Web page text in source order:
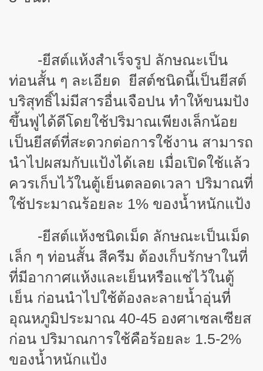
-ยีสต์แห้งสำเร็จรูป ลักษณะเป็น
ท่อนสั้น ๆ ละเอียด ยีสต์ชนิดนี้เป็นยีสต์
บริสุทธิ์ไม่มีสารอื่นเจือปน ทำให้ขนมปัง
ขึ้นฟูได้ดีโดยใช้ปริมาณเพียงเล็กน้อย
เป็นยีสต์ที่สะดวกต่อการใช้งาน สามารถ
นำไปผสมกับแป้งได้เลย เมื่อเปิดใช้แล้ว
ควรเก็บไว้ในตู้เย็นตลอดเวลา ปริมาณที่
ใช้ประมาณร้อยละ 1% ของน้ำหนักแป้ง
-ยีสต์แห้งชนิดเม็ด ลักษณะเป็นเม็ด
เล็ก ๆ ท่อนสั้น สีครีม ต้องเก็บรักษาในที่
ที่มีอากาศแห้งและเย็นหรือแช่ไว้ในตู้
เย็น ก่อนนำไปใช้ต้องละลายน้ำอุ่นที่
อุณหภูมิประมาณ 40-45 องศาเซลเซียส
ก่อน ปริมาณการใช้คือร้อยละ 1.5-2%
ของน้ำหนักแป้ง